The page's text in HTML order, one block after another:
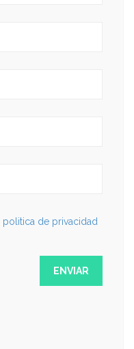
politica de privacidad